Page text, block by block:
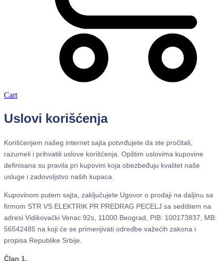
Cart
Uslovi korišćenja
Korišćenjem našeg internet sajta potvrđujete da ste pročitali,
razumeli i prihvatili uslove korišćenja. Opštim uslovima kupovine
definisana su pravila pri kupovini koja obezbeđuju kvalitet naše
usluge i zadovoljstvo naših kupaca.
Kupovinom putem sajta, zaključujete Ugovor o prodaji na daljinu sa
firmom STR VS ELEKTRIK PR PREDRAG PECELJ sa sedištem na
adresi Vidikovački Venac 92s, 11000 Beograd, PIB: 100173837, MB:
56542485 na koji će se primenjivati odredbe važećih zakona i
propisa Republike Srbije.
Član 1.